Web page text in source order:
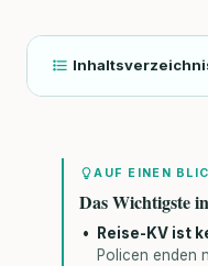
AUF EINEN
Das Wichtigste
Reise-KV ist
Policen enden